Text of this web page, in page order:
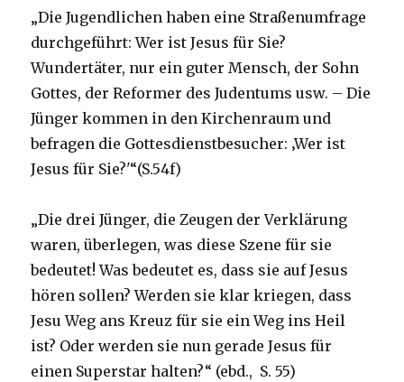
„Die Jugendlichen haben eine Straßenumfrage
durchgeführt: Wer ist Jesus für Sie?
Wundertäter, nur ein guter Mensch, der Sohn
Gottes, der Reformer des Judentums usw. – Die
Jünger kommen in den Kirchenraum und
befragen die Gottesdienstbesucher: ‚Wer ist
Jesus für Sie?'“(S.54f)
„Die drei Jünger, die Zeugen der Verklärung
waren, überlegen, was diese Szene für sie
bedeutet! Was bedeutet es, dass sie auf Jesus
hören sollen? Werden sie klar kriegen, dass
Jesu Weg ans Kreuz für sie ein Weg ins Heil
ist? Oder werden sie nun gerade Jesus für
einen Superstar halten?“ (ebd., S. 55)